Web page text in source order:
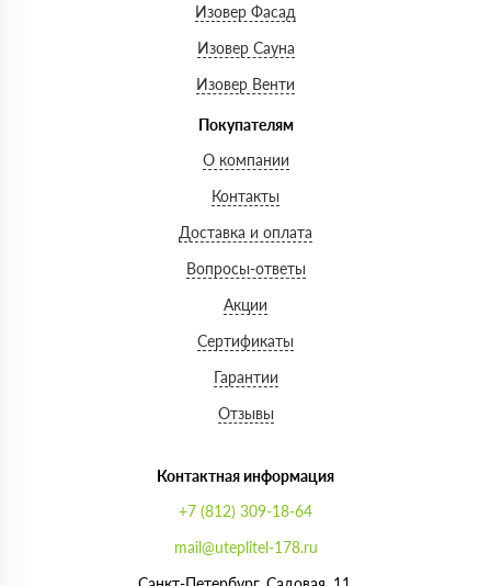
Изовер Фасад
Изовер Сауна
Изовер Венти
Покупателям
О компании
Контакты
Доставка и оплата
Вопросы-ответы
Акции
Сертификаты
Гарантии
Отзывы
Контактная информация
+7 (812) 309-18-64
mail@uteplitel-178.ru